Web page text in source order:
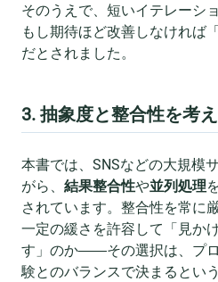
そのうえで、短いイテレーシ
もし期待ほど改善しなければ
だとされました。
3. 抽象度と整合性を考
本書では、SNSなどの大規模
がら、 結果整合性や並列処理
されています。整合性を常に
一定の緩さを許容して「見か
す」のか――その選択は、プ
験とのバランスで決まるという